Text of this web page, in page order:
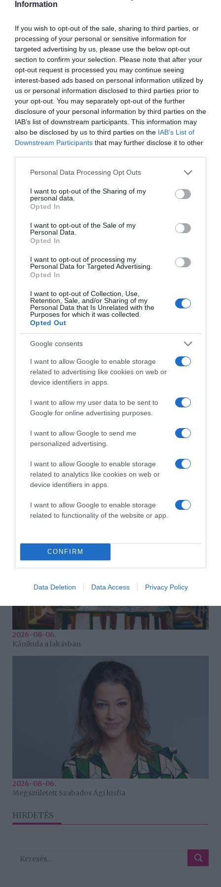
Information
If you wish to opt-out of the sale, sharing to third parties, or
processing of your personal or sensitive information for
targeted advertising by us, please use the below opt-out
section to confirm your selection. Please note that after your
opt-out request is processed you may continue seeing
interest-based ads based on personal information utilized by
us or personal information disclosed to third parties prior to
your opt-out. You may separately opt-out of the further
disclosure of your personal information by third parties on the
IAB’s list of downstream participants. This information may
also be disclosed by us to third parties on the IAB’s List of
Downstream Participants that may further disclose it to other
Please note that this website/app uses one or more Google
not limited to your visit or usage behaviour. You may click to
grant or deny consent to Google and its third-party tags to
use your data for below specified purposes in below Google
consent section.
Personal Data Processing Opt Outs
I want to opt-out of the Sharing of my
personal data.
Opted In
I want to opt-out of the Sale of my
Personal Data.
Opted In
I want to opt-out of processing my
Personal Data for Targeted Advertising.
Opted In
I want to opt-out of Collection, Use,
Retention, Sale, and/or Sharing of my
Personal Data that Is Unrelated with the
Purposes for which it was collected.
Opted Out
Google consents
I want to allow Google to enable storage
related to advertising like cookies on web or
device identifiers in apps.
I want to allow my user data to be sent to
Google for online advertising purposes.
I want to allow Google to send me
personalized advertising.
I want to allow Google to enable storage
related to analytics like cookies on web or
device identifiers in apps.
I want to allow Google to enable storage
related to functionality of the website or app.
CONFIRM
Data Deletion Data Access Privacy Policy
szív alakú kőben megbotlott... és megkérte a kezét. A
sem emlékszik annak, amit a párja modott neki.
- Márciusban pedig esküszünk. De hogy hol, az még
titok. Annyit viszont elárulok, az esküvőt követően
Budapesten lesz a bázisunk - árulta el Orosz Barbara.
Megosztás: Facebook Twitter Pinterest
Címkék: szerelem, párkapcsolat ,randi,Orosz
Barbara
HASONLÓ BEJEGYZÉSEK
2026-08-06.
3 ok, amiért egy idősebb nő fiatalabb férfit választ
2026-08-06.
2026-08-06.
Kánikula a lakásban
2026-08-06.
Megszületett Szabados Ági kisfia
HIRDETÉS